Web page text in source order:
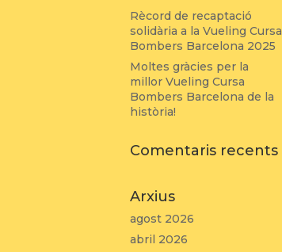
Rècord de recaptació
solidària a la Vueling Cursa
Bombers Barcelona 2025
Moltes gràcies per la
millor Vueling Cursa
Bombers Barcelona de la
història!
Comentaris recents
Arxius
agost 2026
abril 2026